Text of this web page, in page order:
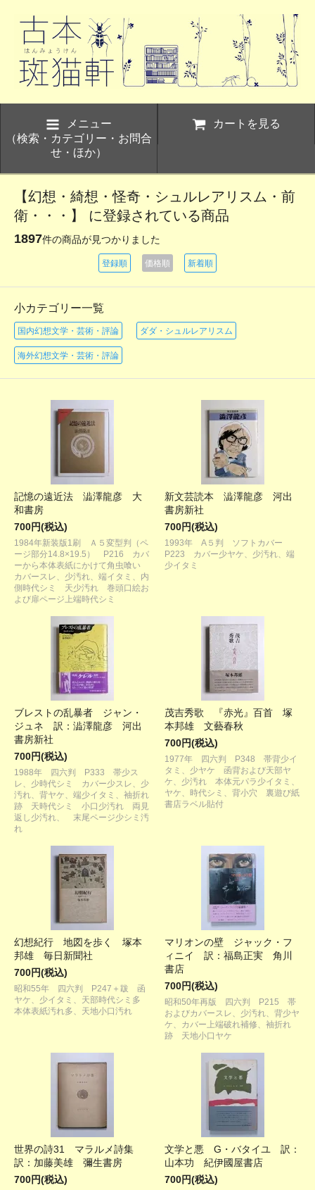
メニュー
（検索・カテゴリー・お問合
せ・ほか）
カートを見る
【幻想・綺想・怪奇・シュルレアリスム・前
衛・・・】 に登録されている商品
1897件の商品が見つかりました
登録順 価格順 新着順
小カテゴリー一覧
国内幻想文学・芸術・評論 ダダ・シュルレアリスム
海外幻想文学・芸術・評論
記憶の遠近法 澁澤龍彦 大
和書房
700円(税込)
1984年新装版1刷 Ａ５変型判（ペ
ージ部分14.8×19.5） P216 カバ
ーから本体表紙にかけて角虫喰い
カバースレ、少汚れ、端イタミ、内
側時代シミ 天少汚れ 巻頭口絵お
よび扉ページ上端時代シミ
新文芸読本 澁澤龍彦 河出
書房新社
700円(税込)
1993年 A５判 ソフトカバー
P223 カバー少ヤケ、少汚れ、端
少イタミ
ブレストの乱暴者 ジャン・
ジュネ 訳：澁澤龍彦 河出
書房新社
700円(税込)
1988年 四六判 P333 帯少ス
レ、少時代シミ カバー少スレ、少
汚れ、背ヤケ、端少イタミ、袖折れ
跡 天時代シミ 小口少汚れ 両見
返し少汚れ、 末尾ページ少シミ汚
れ
茂吉秀歌 『赤光』百首 塚
本邦雄 文藝春秋
700円(税込)
1977年 四六判 P348 帯背少イ
タミ、少ヤケ 函背および天部ヤ
ケ、少汚れ 本体元パラ少イタミ、
ヤケ、時代シミ、背小穴 裏遊び紙
書店ラベル貼付
幻想紀行 地図を歩く 塚本
邦雄 毎日新聞社
700円(税込)
昭和55年 四六判 P247＋跋 函
ヤケ、少イタミ、天部時代シミ多
本体表紙汚れ多、天地小口汚れ
マリオンの壁 ジャック・フ
ィニイ 訳：福島正実 角川
書店
700円(税込)
昭和50年再版 四六判 P215 帯
およびカバースレ、少汚れ、背少ヤ
ケ、カバー上端破れ補修、袖折れ
跡 天地小口ヤケ
世界の詩31 マラルメ詩集
訳：加藤美雄 彌生書房
700円(税込)
文学と悪 G・バタイユ 訳：
山本功 紀伊國屋書店
700円(税込)